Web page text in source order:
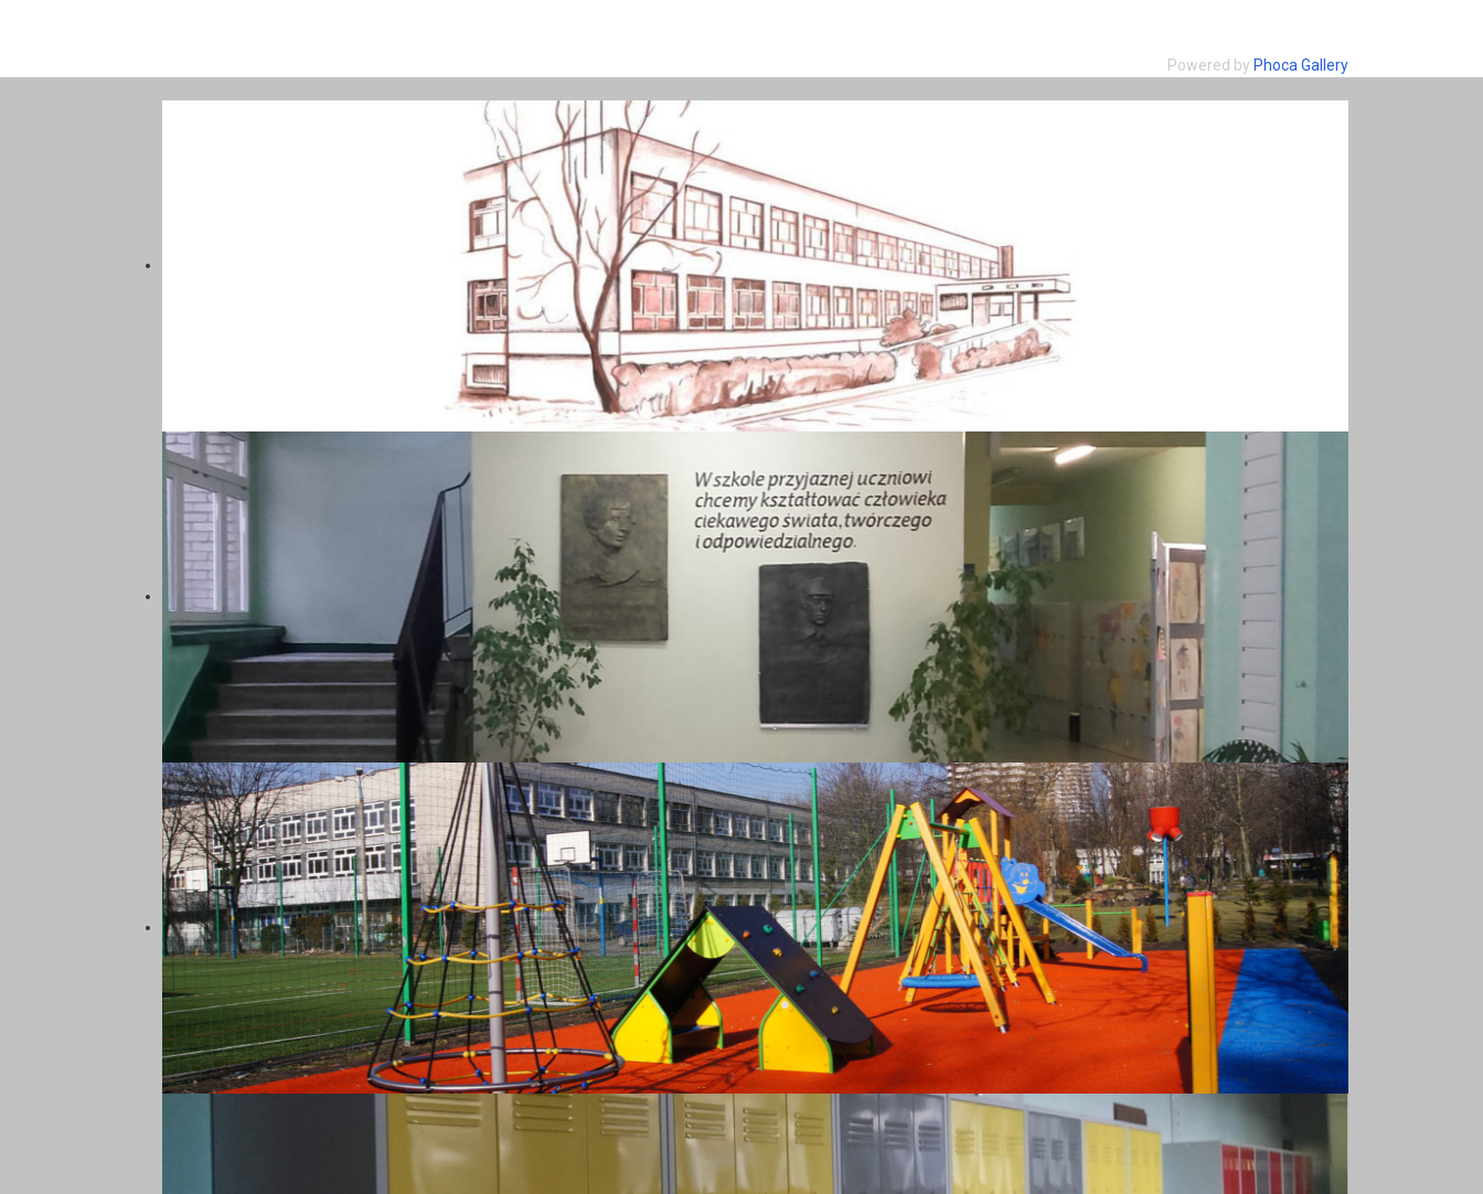
Powered by Phoca Gallery
SZKOŁA PODSTAWOWA NR 58 Z ODDZIAŁAMI INTEGRACYJNYMI IM. MARII DĄBROWSKIEJ W
KATOWICACH